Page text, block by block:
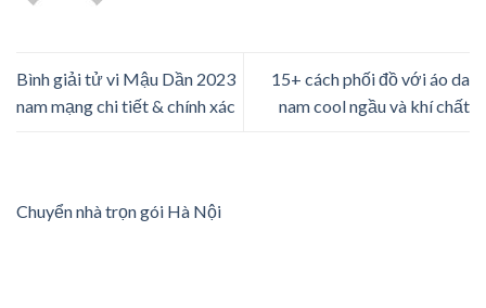
Bình giải tử vi Mậu Dần 2023
nam mạng chi tiết & chính xác
15+ cách phối đồ với áo da
nam cool ngầu và khí chất
Chuyển nhà trọn gói Hà Nội